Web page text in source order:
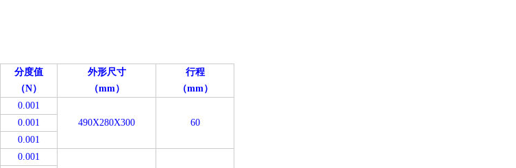
分度值
（N）
外形尺寸
（mm）
行程
（mm）
0.001
490X280X300
60
0.001
0.001
0.001